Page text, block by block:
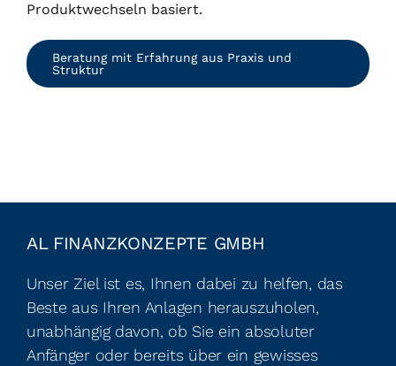
Produktwechseln basiert.
Beratung mit Erfahrung aus Praxis und
Struktur
AL FINANZKONZEPTE GMBH
Unser Ziel ist es, Ihnen dabei zu helfen, das
Beste aus Ihren Anlagen herauszuholen,
unabhängig davon, ob Sie ein absoluter
Anfänger oder bereits über ein gewisses